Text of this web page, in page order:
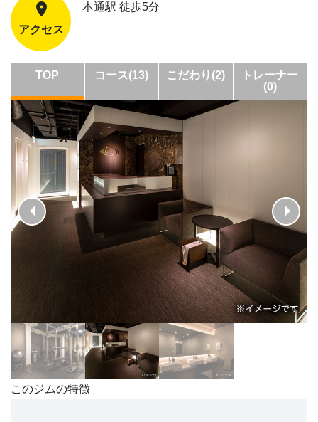
アクセス
本通駅 徒歩5分
TOP コース(13) こだわり(2)
トレーナー
(0)
このジムの特徴